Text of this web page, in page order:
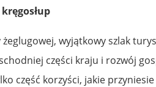
wyjątkowy szlak
części kraju i rozwój
część korzyści, jakie przyniesie